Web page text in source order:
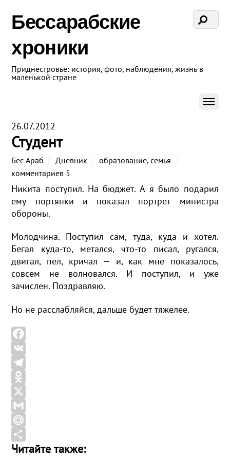
Бессарабские
хроники
Приднестровье: история, фото, наблюдения, жизнь в
маленькой стране
26.07.2012
Студент
Бес Араб Дневник образование, семья
комментариев 5
Никита поступил. На бюджет. А я было подарил
ему портянки и показал портрет министра
обороны.
Молодчина. Поступил сам, туда, куда и хотел.
Бегал куда-то, метался, что-то писал, ругался,
двигал, пел, кричал — и, как мне показалось,
совсем не волновался. И поступил, и уже
зачислен. Поздравляю.
Но не расслабляйся, дальше будет тяжелее.
F
a
c
e
b
o
o
k
V
K
T
e
l
e
g
r
O
d
n
o
k
X
G
m
a
M
a
О
Читайте также: